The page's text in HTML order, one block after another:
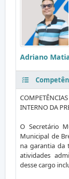
Adriano
INTERNO DA
O Secretário
Municipal de
na garantia da
atividades
desse cargo